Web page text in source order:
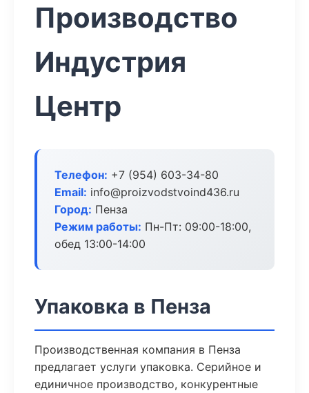
Производство
Индустрия
Центр
Телефон: +7 (954) 603-34-80
Email: info@proizvodstvoind436.ru
Город: Пенза
Режим работы: Пн-Пт: 09:00-18:00,
обед 13:00-14:00
Упаковка в Пенза
Производственная компания в Пенза
предлагает услуги упаковка. Серийное и
единичное производство, конкурентные